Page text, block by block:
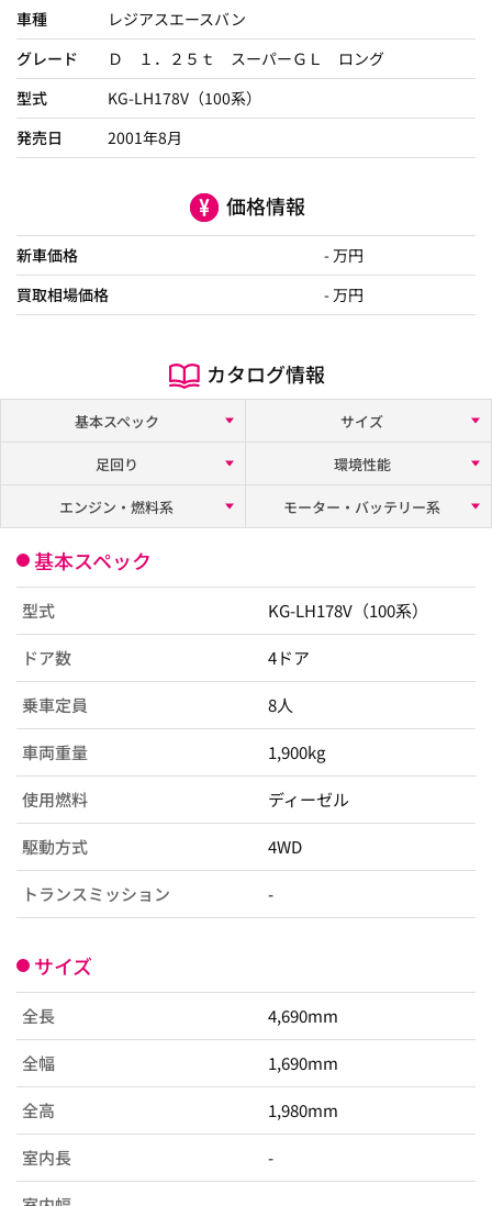
車種
レジアスエースバン
グレード
Ｄ １．２５ｔ スーパーＧＬ ロング
型式
KG-LH178V（100系）
発売日
2001年8月
価格情報
新車価格
- 万円
買取相場価格
- 万円
カタログ情報
基本スペック
サイズ
足回り
環境性能
エンジン・燃料系
モーター・バッテリー系
基本スペック
型式 KG-LH178V（100系）
ドア数 4ドア
乗車定員 8人
車両重量 1,900kg
使用燃料 ディーゼル
駆動方式 4WD
トランスミッション -
サイズ
全長 4,690mm
全幅 1,690mm
全高 1,980mm
室内長 -